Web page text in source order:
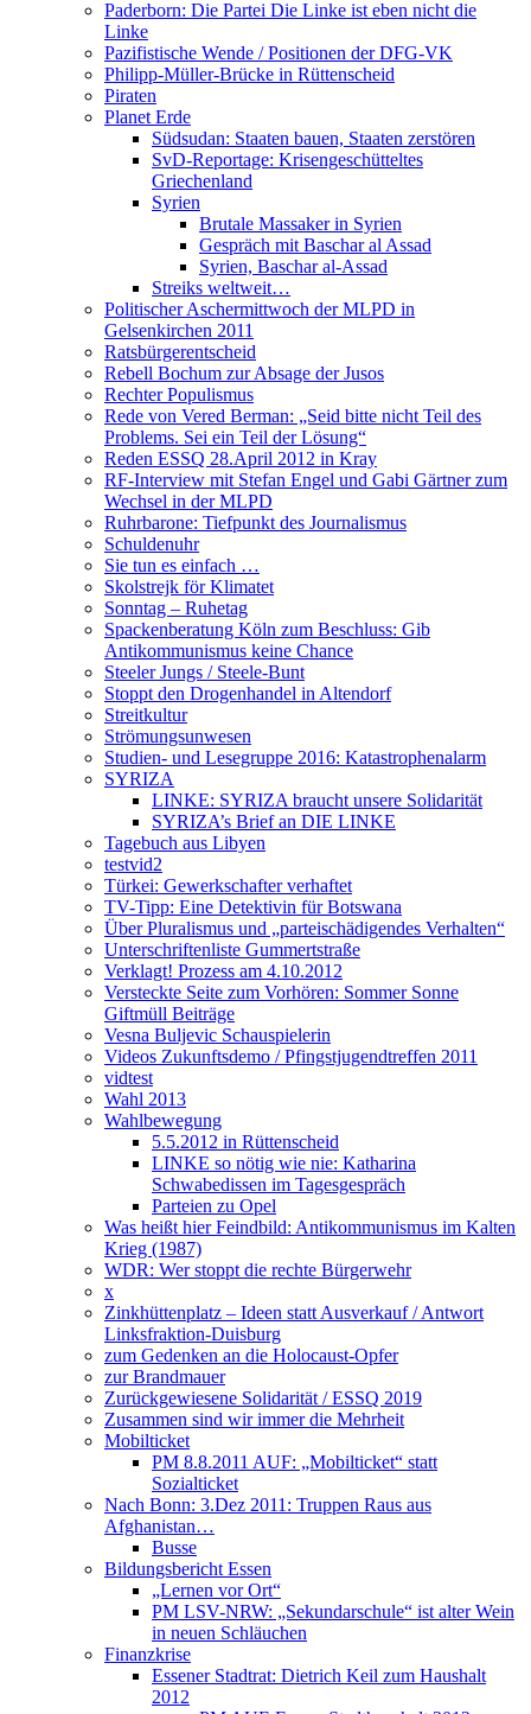
Paderborn: Die Partei Die Linke ist eben nicht die
Linke
Pazifistische Wende / Positionen der DFG-VK
Philipp-Müller-Brücke in Rüttenscheid
Piraten
Planet Erde
Südsudan: Staaten bauen, Staaten zerstören
SvD-Reportage: Krisengeschütteltes
Griechenland
Syrien
Brutale Massaker in Syrien
Gespräch mit Baschar al Assad
Syrien, Baschar al-Assad
Streiks weltweit…
Politischer Aschermittwoch der MLPD in
Gelsenkirchen 2011
Ratsbürgerentscheid
Rebell Bochum zur Absage der Jusos
Rechter Populismus
Rede von Vered Berman: „Seid bitte nicht Teil des
Problems. Sei ein Teil der Lösung“
Reden ESSQ 28.April 2012 in Kray
RF-Interview mit Stefan Engel und Gabi Gärtner zum
Wechsel in der MLPD
Ruhrbarone: Tiefpunkt des Journalismus
Schuldenuhr
Sie tun es einfach …
Skolstrejk för Klimatet
Sonntag – Ruhetag
Spackenberatung Köln zum Beschluss: Gib
Antikommunismus keine Chance
Steeler Jungs / Steele-Bunt
Stoppt den Drogenhandel in Altendorf
Streitkultur
Strömungsunwesen
Studien- und Lesegruppe 2016: Katastrophenalarm
SYRIZA
LINKE: SYRIZA braucht unsere Solidarität
SYRIZA’s Brief an DIE LINKE
Tagebuch aus Libyen
testvid2
Türkei: Gewerkschafter verhaftet
TV-Tipp: Eine Detektivin für Botswana
Über Pluralismus und „parteischädigendes Verhalten“
Unterschriftenliste Gummertstraße
Verklagt! Prozess am 4.10.2012
Versteckte Seite zum Vorhören: Sommer Sonne
Giftmüll Beiträge
Vesna Buljevic Schauspielerin
Videos Zukunftsdemo / Pfingstjugendtreffen 2011
vidtest
Wahl 2013
Wahlbewegung
5.5.2012 in Rüttenscheid
LINKE so nötig wie nie: Katharina
Schwabedissen im Tagesgespräch
Parteien zu Opel
Was heißt hier Feindbild: Antikommunismus im Kalten
Krieg (1987)
WDR: Wer stoppt die rechte Bürgerwehr
x
Zinkhüttenplatz – Ideen statt Ausverkauf / Antwort
Linksfraktion-Duisburg
zum Gedenken an die Holocaust-Opfer
zur Brandmauer
Zurückgewiesene Solidarität / ESSQ 2019
Zusammen sind wir immer die Mehrheit
Mobilticket
PM 8.8.2011 AUF: „Mobilticket“ statt
Sozialticket
Nach Bonn: 3.Dez 2011: Truppen Raus aus
Afghanistan…
Busse
Bildungsbericht Essen
„Lernen vor Ort“
PM LSV-NRW: „Sekundarschule“ ist alter Wein
in neuen Schläuchen
Finanzkrise
Essener Stadtrat: Dietrich Keil zum Haushalt
2012